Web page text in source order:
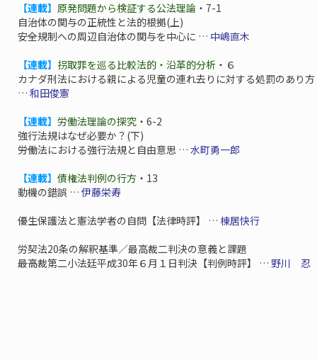
【連載】 原発問題から検証する公法理論 ・7-1
自治体の関与の正統性と法的根拠(上)
――安全規制への周辺自治体の関与を中心に … 中嶋直木
【連載】 拐取罪を巡る比較法的・沿革的分析 ・６
カナダ刑法における親による児童の連れ去りに対する処罰のあり方
… 和田俊憲
【連載】 労働法理論の探究 ・6-2
強行法規はなぜ必要か？(下)
――労働法における強行法規と自由意思 … 水町勇一郎
【連載】 債権法判例の行方 ・13
動機の錯誤 … 伊藤栄寿
優生保護法と憲法学者の自問【法律時評】 … 棟居快行
労契法20条の解釈基準／最高裁二判決の意義と課題
――最高裁第二小法廷平成30年６月１日判決【判例時評】 … 野川 忍